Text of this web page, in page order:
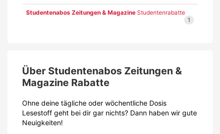
Studentenabos Zeitungen & Magazine Studentenrabatte
1
Über Studentenabos Zeitungen &
Magazine Rabatte
Ohne deine tägliche oder wöchentliche Dosis
Lesestoff geht bei dir gar nichts? Dann haben wir gute
Neuigkeiten!